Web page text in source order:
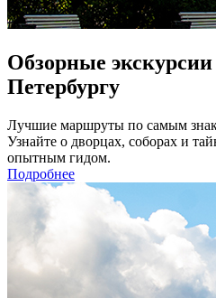
Обзорные
Петербургу
Лучшие маршруты по самым
Узнайте о дворцах, соборах и
опытным гидом.
Подробнее